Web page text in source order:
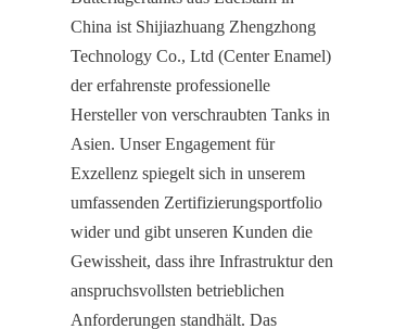
China ist Shijiazhuang Zhengzhong
Technology Co., Ltd (Center Enamel)
der erfahrenste professionelle
Hersteller von verschraubten Tanks in
Asien. Unser Engagement für
Exzellenz spiegelt sich in unserem
umfassenden Zertifizierungsportfolio
wider und gibt unseren Kunden die
Gewissheit, dass ihre Infrastruktur den
anspruchsvollsten betrieblichen
Anforderungen standhält. Das